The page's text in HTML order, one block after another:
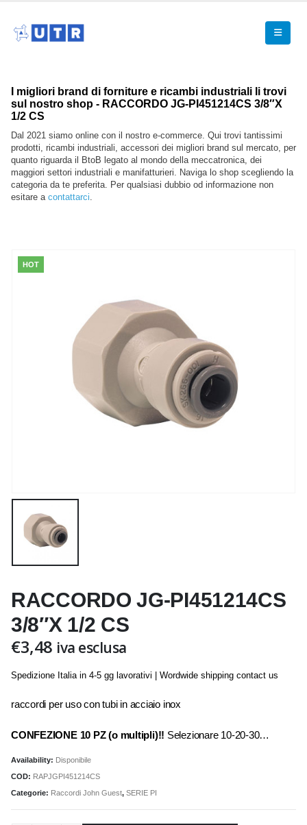
I migliori brand di forniture e ricambi industriali li trovi
sul nostro shop - RACCORDO JG-PI451214CS 3/8″X
1/2 CS
Dal 2021 siamo online con il nostro e-commerce. Qui trovi tantissimi
prodotti, ricambi industriali, accessori dei migliori brand sul mercato, per
quanto riguarda il BtoB legato al mondo della meccatronica, dei
maggiori settori industriali e manifatturieri. Naviga lo shop scegliendo la
categoria da te preferita. Per qualsiasi dubbio od informazione non
esitare a contattarci.
HOT
RACCORDO JG-PI451214CS
3/8″X 1/2 CS
€3,48 iva esclusa
Spedizione Italia in 4-5 gg lavorativi | Wordwide shipping contact us
raccordi per uso con tubi in acciaio inox
CONFEZIONE 10 PZ (o multipli)!! Selezionare 10-20-30…
Availability: Disponibile
COD: RAPJGPI451214CS
Categorie: Raccordi John Guest, SERIE PI